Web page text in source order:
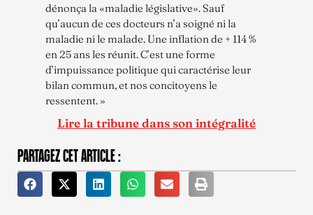
dénonça la «maladie législative». Sauf
qu’aucun de ces docteurs n’a soigné ni la
maladie ni le malade. Une inflation de + 114 %
en 25 ans les réunit. C’est une forme
d’impuissance politique qui caractérise leur
bilan commun, et nos concitoyens le
ressentent. »
Lire la tribune dans son intégralité
PARTAGEZ CET ARTICLE :